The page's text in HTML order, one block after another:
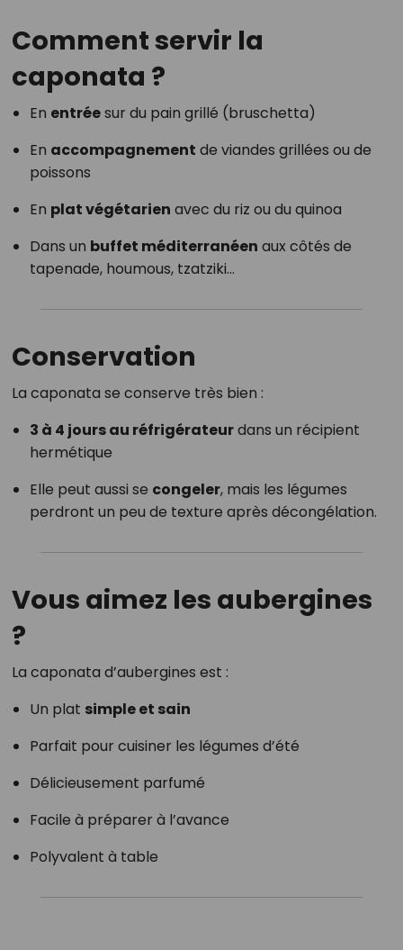
Comment servir la
caponata ?
En entréesur du pain grillé (bruschetta)
En accompagnement de viandes grillées ou de
poissons
En plat végétarien avec du riz ou du quinoa
Dans un buffet méditerranéen aux côtés de
tapenade, houmous, tzatziki…
Conservation
La caponata se conserve très bien :
3 à 4 jours au réfrigérateurdans un récipient
hermétique
Elle peut aussi se congeler, mais les légumes
perdront un peu de texture après décongélation.
Vous aimez les aubergines
?
La caponata d’aubergines est :
Un plat simple et sain
Parfait pour cuisiner les légumes d’été
Délicieusement parfumé
Facile à préparer à l’avance
Polyvalent à table